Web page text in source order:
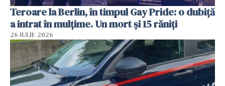
Teroare la Berlin, în timpul Gay Pride: o dubiță
a intrat în mulțime. Un mort și 15 răniți
26 IULIE 2026